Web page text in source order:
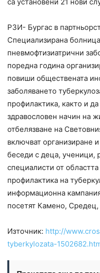
са установени 21 нови
РЗИ- Бургас в
Специализирана
пневмофтизиатрични
поредна година
повиши обществената
заболяването
профилактика, както и
здравословен начин на
отбелязване на
включват организиране
беседи с деца, ученици,
специалисти от
профилактика на
информационна
посетят Камено, Средец,
Източник: http://
tyberkylozata-